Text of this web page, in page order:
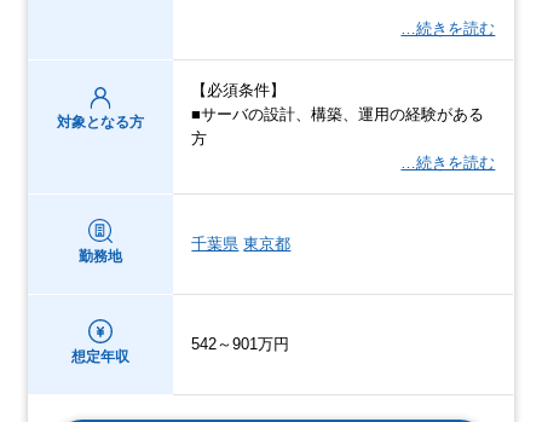
…続きを読む
対象となる方
【必須条件】
■サーバの設計、構築、運用の経験がある
方
…続きを読む
勤務地
千葉県 東京都
想定年収
542～901万円